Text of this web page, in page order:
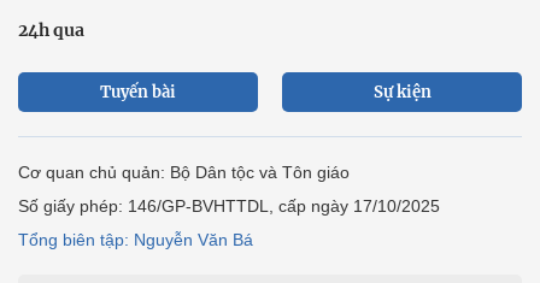
24h qua
Tuyến bài Sự kiện
Cơ quan chủ quản: Bộ Dân tộc và Tôn giáo
Số giấy phép: 146/GP-BVHTTDL, cấp ngày 17/10/2025
Tổng biên tập: Nguyễn Văn Bá